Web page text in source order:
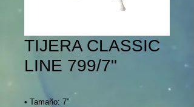
TIJERA CLASSIC
LINE 799/7"
• Tamaño: 7”